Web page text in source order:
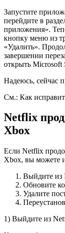
Запустите
перейдите в
приложения».
кнопку меню из
«Удалить».
завершении
открыть Microsoft
Надеюсь, сейчас
См.: Как
Netflix
Xbox
Если Netflix
Xbox, вы можете
Выйдите из
Обновите
Удалите
1) Выйдите из